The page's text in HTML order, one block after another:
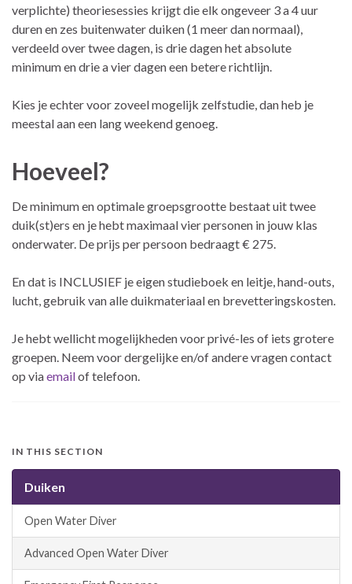
verplichte) theoriesessies krijgt die elk ongeveer 3 a 4 uur
duren en zes buitenwater duiken (1 meer dan normaal),
verdeeld over twee dagen, is drie dagen het absolute
minimum en drie a vier dagen een betere richtlijn.
Kies je echter voor zoveel mogelijk zelfstudie, dan heb je
meestal aan een lang weekend genoeg.
Hoeveel?
De minimum en optimale groepsgrootte bestaat uit twee
duik(st)ers en je hebt maximaal vier personen in jouw klas
onderwater. De prijs per persoon bedraagt € 275.
En dat is INCLUSIEF je eigen studieboek en leitje, hand-outs,
lucht, gebruik van alle duikmateriaal en brevetteringskosten.
Je hebt wellicht mogelijkheden voor privé-les of iets grotere
groepen. Neem voor dergelijke en/of andere vragen contact
op viaemailof telefoon.
IN THIS SECTION
Duiken
Open Water Diver
Advanced Open Water Diver